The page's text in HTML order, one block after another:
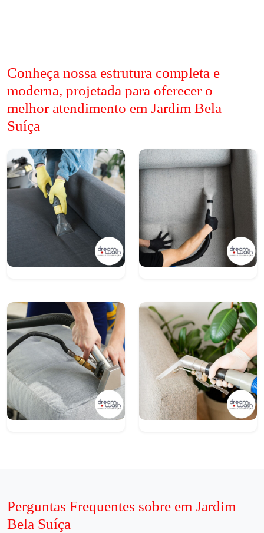
Conheça nossa estrutura completa e
moderna, projetada para oferecer o
melhor atendimento em Jardim Bela
Suíça
Perguntas Frequentes sobre em Jardim
Bela Suíça